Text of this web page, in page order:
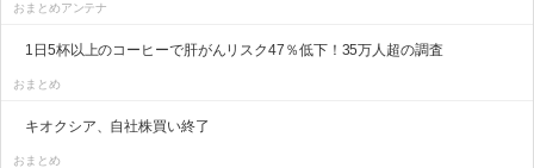
おまとめアンテナ
1日5杯以上のコーヒーで肝がんリスク47％低下！35万人超の調査
おまとめ
キオクシア、自社株買い終了
おまとめ